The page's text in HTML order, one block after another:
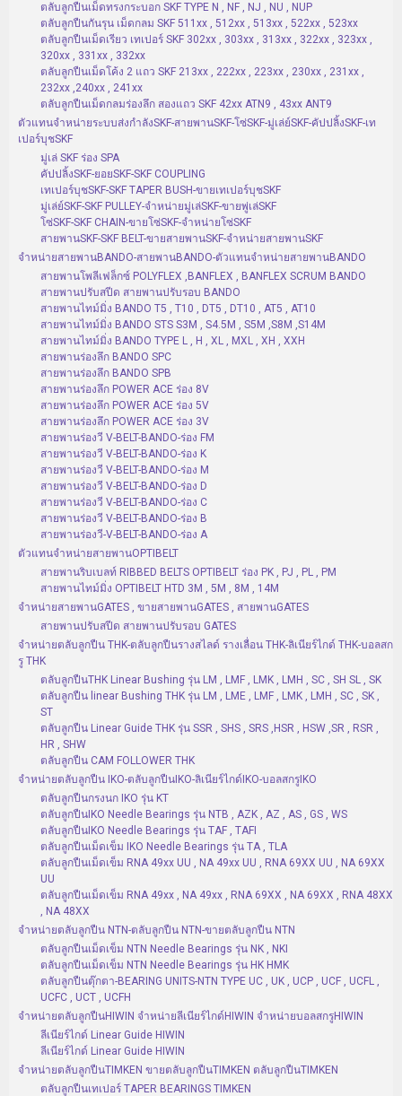
ตลับลูกปืนเม็ดทรงกระบอก SKF TYPE N , NF , NJ , NU , NUP
ตลับลูกปืนกันรุน เม็ดกลม SKF 511xx , 512xx , 513xx , 522xx , 523xx
ตลับลูกปืนเม็ดเรียว เทเปอร์ SKF 302xx , 303xx , 313xx , 322xx , 323xx ,
320xx , 331xx , 332xx
ตลับลูกปืนเม็ดโค้ง 2 แถว SKF 213xx , 222xx , 223xx , 230xx , 231xx ,
232xx ,240xx , 241xx
ตลับลูกปืนเม็ดกลมร่องลึก สองแถว SKF 42xx ATN9 , 43xx ANT9
ตัวแทนจำหน่ายระบบส่งกำลังSKF-สายพานSKF-โซ่SKF-มู่เล่ย์SKF-คัปปลิ้งSKF-เท
เปอร์บุชSKF
มู่เล่ SKF ร่อง SPA
คัปปลิ้งSKF-ยอยSKF-SKF COUPLING
เทเปอร์บุชSKF-SKF TAPER BUSH-ขายเทเปอร์บุชSKF
มู่เล่ย์SKF-SKF PULLEY-จำหน่ายมู่เล่SKF-ขายพู่เล่SKF
โซ่SKF-SKF CHAIN-ขายโซ่SKF-จำหน่ายโซ่SKF
สายพานSKF-SKF BELT-ขายสายพานSKF-จำหน่ายสายพานSKF
จำหน่ายสายพานBANDO-สายพานBANDO-ตัวแทนจำหน่ายสายพานBANDO
สายพานโพลีเฟล็กซ์ POLYFLEX ,BANFLEX , BANFLEX SCRUM BANDO
สายพานปรับสปีด สายพานปรับรอบ BANDO
สายพานไทม์มิ่ง BANDO T5 , T10 , DT5 , DT10 , AT5 , AT10
สายพานไทม์มิ่ง BANDO STS S3M , S4.5M , S5M ,S8M ,S14M
สายพานไทม์มิ่ง BANDO TYPE L , H , XL , MXL , XH , XXH
สายพานร่องลึก BANDO SPC
สายพานร่องลึก BANDO SPB
สายพานร่องลึก POWER ACE ร่อง 8V
สายพานร่องลึก POWER ACE ร่อง 5V
สายพานร่องลึก POWER ACE ร่อง 3V
สายพานร่องวี V-BELT-BANDO-ร่อง FM
สายพานร่องวี V-BELT-BANDO-ร่อง K
สายพานร่องวี V-BELT-BANDO-ร่อง M
สายพานร่องวี V-BELT-BANDO-ร่อง D
สายพานร่องวี V-BELT-BANDO-ร่อง C
สายพานร่องวี V-BELT-BANDO-ร่อง B
สายพานร่องวี-V-BELT-BANDO-ร่อง A
ตัวแทนจำหน่ายสายพานOPTIBELT
สายพานริบเบลท์ RIBBED BELTS OPTIBELT ร่อง PK , PJ , PL , PM
สายพานไทม์มิ่ง OPTIBELT HTD 3M , 5M , 8M , 14M
จำหน่ายสายพานGATES , ขายสายพานGATES , สายพานGATES
สายพานปรับสปีด สายพานปรับรอบ GATES
จำหน่ายตลับลูกปืน THK-ตลับลูกปืนรางสไลด์ รางเลื่อน THK-ลิเนียร์ไกด์ THK-บอลสก
รู THK
ตลับลูกปืนTHK Linear Bushing รุ่น LM , LMF , LMK , LMH , SC , SH SL , SK
ตลับลูกปืน linear Bushing THK รุ่น LM , LME , LMF , LMK , LMH , SC , SK ,
ST
ตลับลูกปืน Linear Guide THK รุ่น SSR , SHS , SRS ,HSR , HSW ,SR , RSR ,
HR , SHW
ตลับลูกปืน CAM FOLLOWER THK
จำหน่ายตลับลูกปืน IKO-ตลับลูกปืนIKO-ลิเนียร์ไกด์IKO-บอลสกรูIKO
ตลับลูกปืนกรงนก IKO รุ่น KT
ตลับลูกปืนIKO Needle Bearings รุ่น NTB , AZK , AZ , AS , GS , WS
ตลับลูกปืนIKO Needle Bearings รุ่น TAF , TAFI
ตลับลูกปืนเม็ดเข็ม IKO Needle Bearings รุ่น TA , TLA
ตลับลูกปืนเม็ดเข็ม RNA 49xx UU , NA 49xx UU , RNA 69XX UU , NA 69XX
UU
ตลับลูกปืนเม็ดเข็ม RNA 49xx , NA 49xx , RNA 69XX , NA 69XX , RNA 48XX
, NA 48XX
จำหน่ายตลับลูกปืน NTN-ตลับลูกปืน NTN-ขายตลับลูกปืน NTN
ตลับลูกปืนเม็ดเข็ม NTN Needle Bearings รุ่น NK , NKI
ตลับลูกปืนเม็ดเข็ม NTN Needle Bearings รุ่น HK HMK
ตลับลูกปืนตุ๊กตา-BEARING UNITS-NTN TYPE UC , UK , UCP , UCF , UCFL ,
UCFC , UCT , UCFH
จำหน่ายตลับลูกปืนHIWIN จำหน่ายลีเนียร์ไกด์HIWIN จำหน่ายบอลสกรูHIWIN
ลีเนียร์ไกด์ Linear Guide HIWIN
ลีเนียร์ไกด์ Linear Guide HIWIN
จำหน่ายตลับลูกปืนTIMKEN ขายตลับลูกปืนTIMKEN ตลับลูกปืนTIMKEN
ตลับลูกปืนเทเปอร์ TAPER BEARINGS TIMKEN